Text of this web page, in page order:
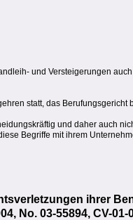
und Versteigerungen
statt, das Berufungsgericht
und daher auch
Begriffe mit ihrem
ihrer
No. 03-55894, CV-01-